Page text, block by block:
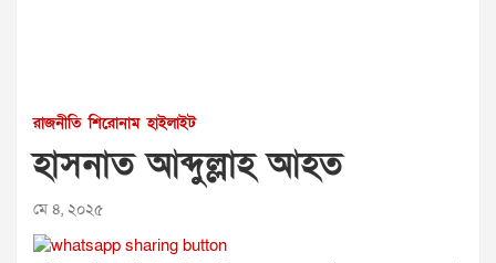
রাজনীতি শিরোনাম হাইলাইট
হাসনাত আব্দুল্লাহ আহত
মে ৪, ২০২৫